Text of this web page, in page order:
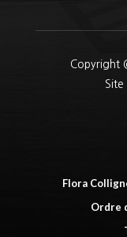
Copyright
Site
Flora
Ordre